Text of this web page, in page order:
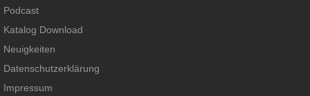
Podcast
Katalog Download
Neuigkeiten
Datenschutzerklärung
Impressum